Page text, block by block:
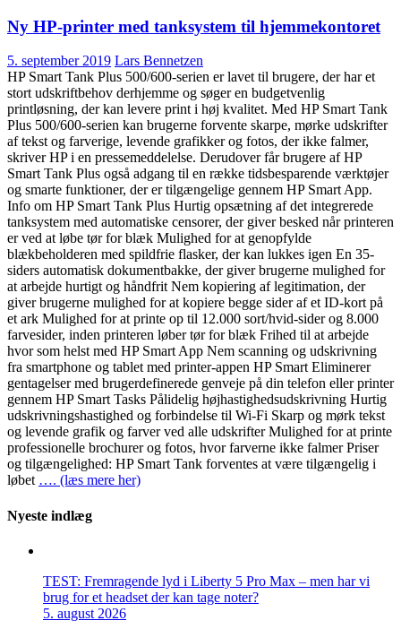
Ny HP-printer med tanksystem til hjemmekontoret
5. september 2019 Lars Bennetzen
HP Smart Tank Plus 500/600-serien er lavet til brugere, der har et
stort udskriftbehov derhjemme og søger en budgetvenlig
printløsning, der kan levere print i høj kvalitet. Med HP Smart Tank
Plus 500/600-serien kan brugerne forvente skarpe, mørke udskrifter
af tekst og farverige, levende grafikker og fotos, der ikke falmer,
skriver HP i en pressemeddelelse. Derudover får brugere af HP
Smart Tank Plus også adgang til en række tidsbesparende værktøjer
og smarte funktioner, der er tilgængelige gennem HP Smart App.
Info om HP Smart Tank Plus Hurtig opsætning af det integrerede
tanksystem med automatiske censorer, der giver besked når printeren
er ved at løbe tør for blæk Mulighed for at genopfylde
blækbeholderen med spildfrie flasker, der kan lukkes igen En 35-
siders automatisk dokumentbakke, der giver brugerne mulighed for
at arbejde hurtigt og håndfrit Nem kopiering af legitimation, der
giver brugerne mulighed for at kopiere begge sider af et ID-kort på
et ark Mulighed for at printe op til 12.000 sort/hvid-sider og 8.000
farvesider, inden printeren løber tør for blæk Frihed til at arbejde
hvor som helst med HP Smart App Nem scanning og udskrivning
fra smartphone og tablet med printer-appen HP Smart Eliminerer
gentagelser med brugerdefinerede genveje på din telefon eller printer
gennem HP Smart Tasks Pålidelig højhastighedsudskrivning Hurtig
udskrivningshastighed og forbindelse til Wi-Fi Skarp og mørk tekst
og levende grafik og farver ved alle udskrifter Mulighed for at printe
professionelle brochurer og fotos, hvor farverne ikke falmer Priser
og tilgængelighed: HP Smart Tank forventes at være tilgængelig i
løbet …. (læs mere her)
Nyeste indlæg
TEST: Fremragende lyd i Liberty 5 Pro Max – men har vi
brug for et headset der kan tage noter?
5. august 2026